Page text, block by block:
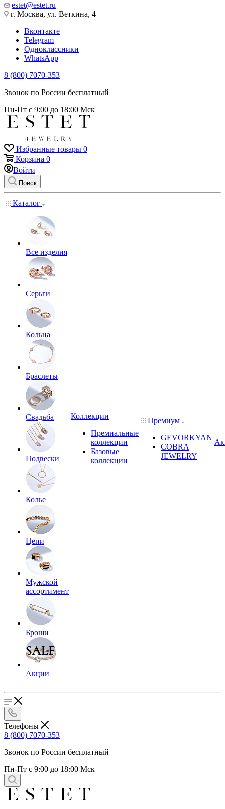
estet@estet.ru
г. Москва, ул. Веткина, 4
Вконтакте
Telegram
Одноклассники
WhatsApp
8 (800) 7070-353
Звонок по России бесплатный
Пн-Пт с 9:00 до 18:00 Мск
Избранные товары 0
Корзина 0
Войти
Поиск
Каталог
Все изделия
Серьги
Кольца
Браслеты
Свадьба
Подвески
Колье
Цепи
Мужской
ассортимент
Броши
Акции
Коллекции
Премиальные
коллекции
Базовые
коллекции
Премиум
GEVORKYAN
COBRA
JEWELRY
Телефоны
8 (800) 7070-353
Звонок по России бесплатный
Пн-Пт с 9:00 до 18:00 Мск